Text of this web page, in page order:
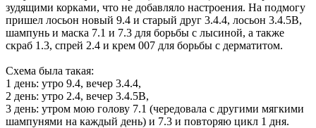
зудящими корками, что не добавляло настроения. На подмогу
пришел лосьон новый 9.4 и старый друг 3.4.4, лосьон 3.4.5В,
шампунь и маска 7.1 и 7.3 для борьбы с лысиной, а также
скраб 1.3, спрей 2.4 и крем 007 для борьбы с дерматитом.
Схема была такая:
1 день: утро 9.4, вечер 3.4.4,
2 день: утро 2.4, вечер 3.4.5В,
3 день: утром мою голову 7.1 (чередовала с другими мягкими
шампунями на каждый день) и 7.3 и повторяю цикл 1 дня.